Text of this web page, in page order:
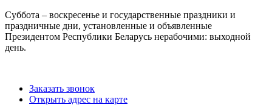
Суббота – воскресенье и государственные праздники и
праздничные дни, установленные и объявленные
Президентом Республики Беларусь нерабочими: выходной
день.
Заказать звонок
Открыть адрес на карте